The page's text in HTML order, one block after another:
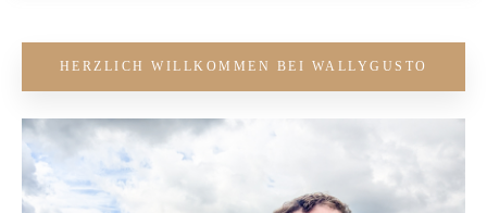
HERZLICH WILLKOMMEN BEI WALLYGUSTO